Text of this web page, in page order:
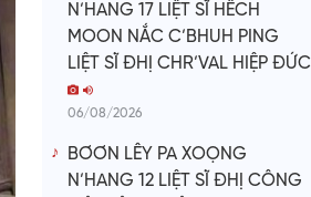
N’HANG 17 LIỆT SĨ HÊCH
MOON NẮC C’BHUH PING
LIỆT SĨ ĐHỊ CHR’VAL HIỆP ĐỨC
06/08/2026
BƠƠN LÊY PA XOỌNG
N’HANG 12 LIỆT SĨ ĐHỊ CÔNG